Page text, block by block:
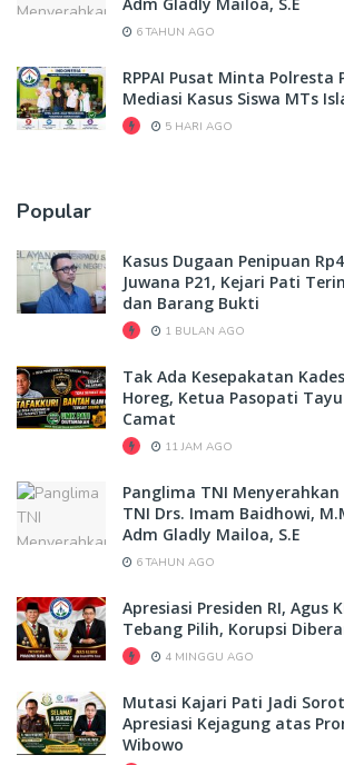
6 TAHUN AGO
RPPAI Pusat Minta Polresta
Mediasi Kasus Siswa MTs
5 HARI AGO
Popular
Kasus Dugaan Penipuan
Juwana P21, Kejari Pati
dan Barang Bukti
1 BULAN AGO
Tak Ada Kesepakatan
Horeg, Ketua Pasopati
Camat
11 JAM AGO
Panglima TNI
TNI Drs. Imam Baidhowi,
Adm Gladly Mailoa, S.E
6 TAHUN AGO
Apresiasi Presiden RI, Agus
Tebang Pilih, Korupsi
4 MINGGU AGO
Mutasi Kajari Pati Jadi
Apresiasi Kejagung atas
Wibowo